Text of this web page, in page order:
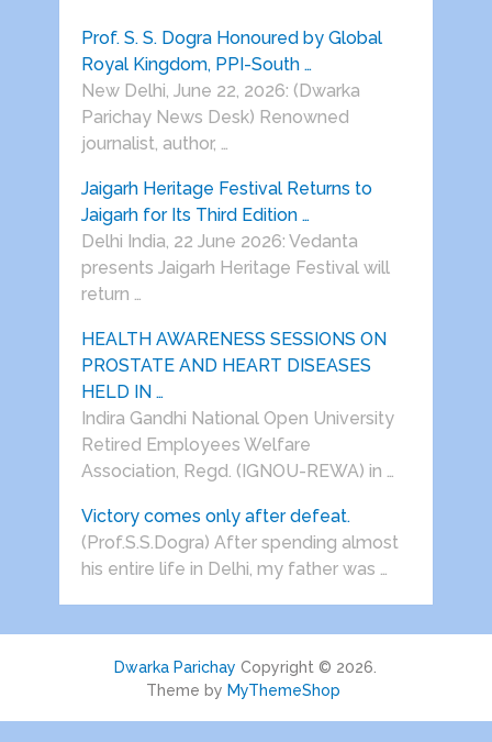
Prof. S. S. Dogra Honoured by Global
Royal Kingdom, PPI-South …
New Delhi, June 22, 2026: (Dwarka
Parichay News Desk) Renowned
journalist, author, …
Jaigarh Heritage Festival Returns to
Jaigarh for Its Third Edition …
Delhi India, 22 June 2026: Vedanta
presents Jaigarh Heritage Festival will
return …
HEALTH AWARENESS SESSIONS ON
PROSTATE AND HEART DISEASES
HELD IN …
Indira Gandhi National Open University
Retired Employees Welfare
Association, Regd. (IGNOU-REWA) in …
Victory comes only after defeat.
(Prof.S.S.Dogra) After spending almost
his entire life in Delhi, my father was …
Dwarka Parichay Copyright © 2026.
Theme by MyThemeShop